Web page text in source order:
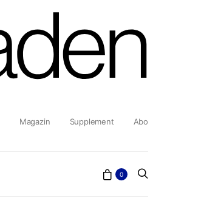
Magazin Supplement Abo
0